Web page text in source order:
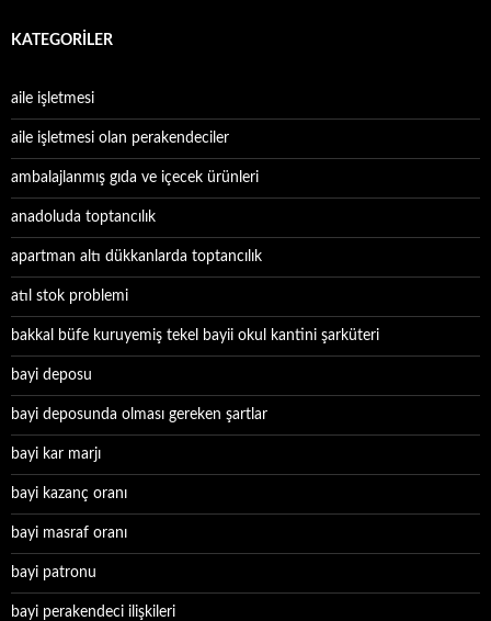
KATEGORILER
aile işletmesi
aile işletmesi olan perakendeciler
ambalajlanmış gıda ve içecek ürünleri
anadoluda toptancılık
apartman altı dükkanlarda toptancılık
atıl stok problemi
bakkal büfe kuruyemiş tekel bayii okul kantini şarküteri
bayi deposu
bayi deposunda olması gereken şartlar
bayi kar marjı
bayi kazanç oranı
bayi masraf oranı
bayi patronu
bayi perakendeci ilişkileri